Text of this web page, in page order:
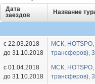
Дата
заездов
Название
с 22.03.2018
до 31.10.2018
МСК, HOTSPO,
трансферов),
с 01.04.2018
до 31.10.2018
МСК, HOTSPO,
трансферов),